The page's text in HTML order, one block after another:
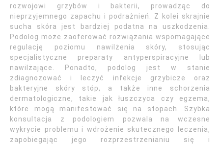
rozwojowi grzybów i bakterii, prowadząc do
nieprzyjemnego zapachu i podrażnień. Z kolei skrajnie
sucha skóra jest bardziej podatna na uszkodzenia.
Podolog może zaoferować rozwiązania wspomagające
regulację poziomu nawilżenia skóry, stosując
specjalistyczne preparaty antyperspiracyjne lub
nawilżające. Ponadto, podolog jest w stanie
zdiagnozować i leczyć infekcje grzybicze oraz
bakteryjne skóry stóp, a także inne schorzenia
dermatologiczne, takie jak łuszczyca czy egzema,
które mogą manifestować się na stopach. Szybka
konsultacja z podologiem pozwala na wczesne
wykrycie problemu i wdrożenie skutecznego leczenia,
zapobiegając jego rozprzestrzenianiu się i